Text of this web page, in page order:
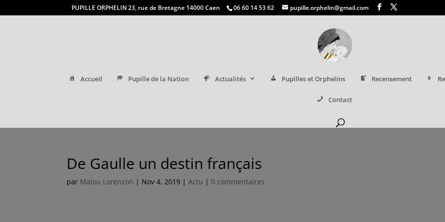
PUPILLE ORPHELIN 23, rue de Bretagne 14000 Caen 06 60 14 53 62 pupille.orphelin@gmail.com
Accueil Pupille de la Nation Actualités Pupilles et Orphelins Recensement
Contact
De Gaulle un destin français
par Malou Lorenzon | Nov 4, 2019 |Actu | 0 commentaires